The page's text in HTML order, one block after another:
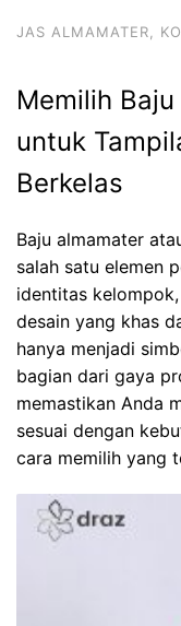
JAS ALMAMATER
Memilih
untuk
Berkelas
Baju almamater
salah satu elemen
identitas
desain yang khas
hanya menjadi
bagian dari gaya
memastikan Anda
sesuai dengan
cara memilih yang